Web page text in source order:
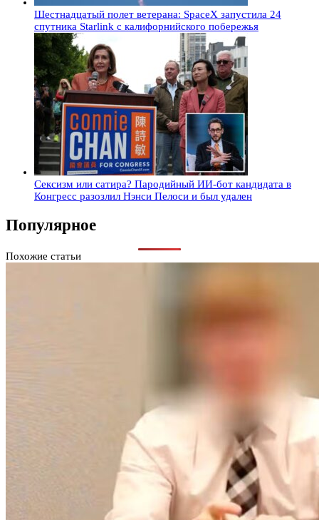
Шестнадцатый полет ветерана: SpaceX запустила 24
спутника Starlink с калифорнийского побережья
Сексизм или сатира? Пародийный ИИ-бот кандидата в
Конгресс разозлил Нэнси Пелоси и был удален
Популярное
Похожие статьи